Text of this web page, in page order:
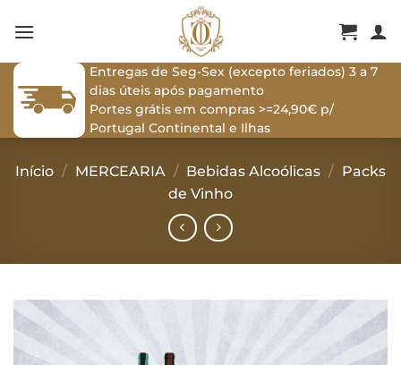
Entregas de Seg-Sex (excepto feriados) 3 a 7
dias úteis após pagamento
Portes grátis em compras >=24,90€ p/
Portugal Continental e Ilhas
Início / MERCEARIA / Bebidas Alcoólicas / Packs
de Vinho